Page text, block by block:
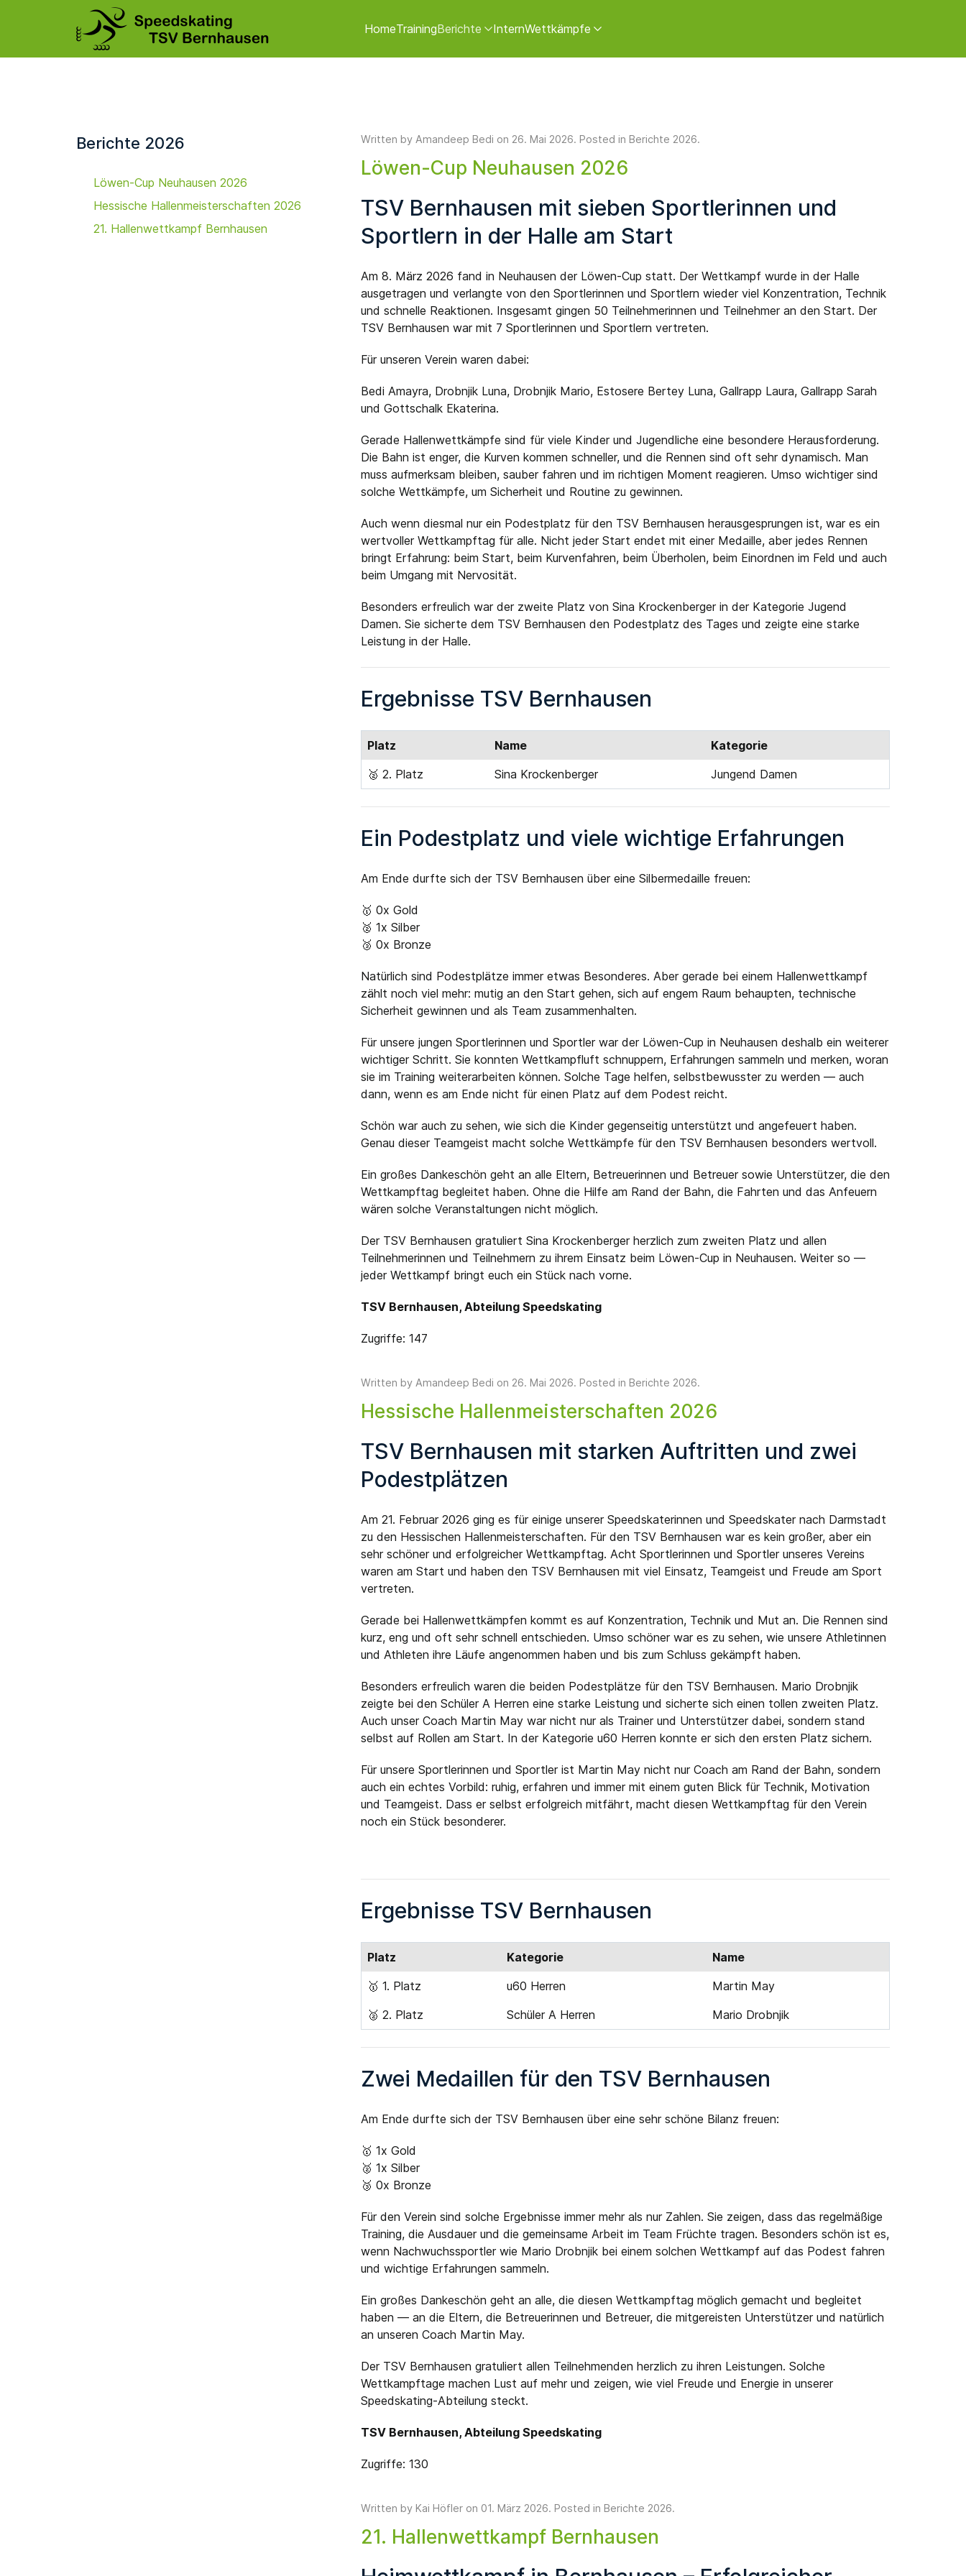
HomeTrainingBerichte InternWettkämpfe
Berichte 2026
Löwen-Cup Neuhausen 2026
Hessische Hallenmeisterschaften 2026
21. Hallenwettkampf Bernhausen
Written by Amandeep Bedi on 26. Mai 2026. Posted in Berichte 2026.
Löwen-Cup Neuhausen 2026
TSV Bernhausen mit sieben Sportlerinnen und
Sportlern in der Halle am Start
Am 8. März 2026 fand in Neuhausen der Löwen-Cup statt. Der Wettkampf wurde in der Halle
ausgetragen und verlangte von den Sportlerinnen und Sportlern wieder viel Konzentration, Technik
und schnelle Reaktionen. Insgesamt gingen 50 Teilnehmerinnen und Teilnehmer an den Start. Der
TSV Bernhausen war mit 7 Sportlerinnen und Sportlern vertreten.
Für unseren Verein waren dabei:
Bedi Amayra, Drobnjik Luna, Drobnjik Mario, Estosere Bertey Luna, Gallrapp Laura, Gallrapp Sarah
und Gottschalk Ekaterina.
Gerade Hallenwettkämpfe sind für viele Kinder und Jugendliche eine besondere Herausforderung.
Die Bahn ist enger, die Kurven kommen schneller, und die Rennen sind oft sehr dynamisch. Man
muss aufmerksam bleiben, sauber fahren und im richtigen Moment reagieren. Umso wichtiger sind
solche Wettkämpfe, um Sicherheit und Routine zu gewinnen.
Auch wenn diesmal nur ein Podestplatz für den TSV Bernhausen herausgesprungen ist, war es ein
wertvoller Wettkampftag für alle. Nicht jeder Start endet mit einer Medaille, aber jedes Rennen
bringt Erfahrung: beim Start, beim Kurvenfahren, beim Überholen, beim Einordnen im Feld und auch
beim Umgang mit Nervosität.
Besonders erfreulich war der zweite Platz von Sina Krockenberger in der Kategorie Jugend
Damen. Sie sicherte dem TSV Bernhausen den Podestplatz des Tages und zeigte eine starke
Leistung in der Halle.
Ergebnisse TSV Bernhausen
Platz Name
Kategorie
🥈 2. Platz
Sina Krockenberger Jungend Damen
Ein Podestplatz und viele wichtige Erfahrungen
Am Ende durfte sich der TSV Bernhausen über eine Silbermedaille freuen:
🥇 0x Gold
🥈 1x Silber
🥉 0x Bronze
Natürlich sind Podestplätze immer etwas Besonderes. Aber gerade bei einem Hallenwettkampf
zählt noch viel mehr: mutig an den Start gehen, sich auf engem Raum behaupten, technische
Sicherheit gewinnen und als Team zusammenhalten.
Für unsere jungen Sportlerinnen und Sportler war der Löwen-Cup in Neuhausen deshalb ein weiterer
wichtiger Schritt. Sie konnten Wettkampfluft schnuppern, Erfahrungen sammeln und merken, woran
sie im Training weiterarbeiten können. Solche Tage helfen, selbstbewusster zu werden — auch
dann, wenn es am Ende nicht für einen Platz auf dem Podest reicht.
Schön war auch zu sehen, wie sich die Kinder gegenseitig unterstützt und angefeuert haben.
Genau dieser Teamgeist macht solche Wettkämpfe für den TSV Bernhausen besonders wertvoll.
Ein großes Dankeschön geht an alle Eltern, Betreuerinnen und Betreuer sowie Unterstützer, die den
Wettkampftag begleitet haben. Ohne die Hilfe am Rand der Bahn, die Fahrten und das Anfeuern
wären solche Veranstaltungen nicht möglich.
Der TSV Bernhausen gratuliert Sina Krockenberger herzlich zum zweiten Platz und allen
Teilnehmerinnen und Teilnehmern zu ihrem Einsatz beim Löwen-Cup in Neuhausen. Weiter so —
jeder Wettkampf bringt euch ein Stück nach vorne.
TSV Bernhausen, Abteilung Speedskating
Zugriffe: 147
Written by Amandeep Bedi on 26. Mai 2026. Posted in Berichte 2026.
Hessische Hallenmeisterschaften 2026
TSV Bernhausen mit starken Auftritten und zwei
Podestplätzen
Am 21. Februar 2026 ging es für einige unserer Speedskaterinnen und Speedskater nach Darmstadt
zu den Hessischen Hallenmeisterschaften. Für den TSV Bernhausen war es kein großer, aber ein
sehr schöner und erfolgreicher Wettkampftag. Acht Sportlerinnen und Sportler unseres Vereins
waren am Start und haben den TSV Bernhausen mit viel Einsatz, Teamgeist und Freude am Sport
vertreten.
Gerade bei Hallenwettkämpfen kommt es auf Konzentration, Technik und Mut an. Die Rennen sind
kurz, eng und oft sehr schnell entschieden. Umso schöner war es zu sehen, wie unsere Athletinnen
und Athleten ihre Läufe angenommen haben und bis zum Schluss gekämpft haben.
Besonders erfreulich waren die beiden Podestplätze für den TSV Bernhausen. Mario Drobnjik
zeigte bei den Schüler A Herren eine starke Leistung und sicherte sich einen tollen zweiten Platz.
Auch unser Coach Martin May war nicht nur als Trainer und Unterstützer dabei, sondern stand
selbst auf Rollen am Start. In der Kategorie u60 Herren konnte er sich den ersten Platz sichern.
Für unsere Sportlerinnen und Sportler ist Martin May nicht nur Coach am Rand der Bahn, sondern
auch ein echtes Vorbild: ruhig, erfahren und immer mit einem guten Blick für Technik, Motivation
und Teamgeist. Dass er selbst erfolgreich mitfährt, macht diesen Wettkampftag für den Verein
noch ein Stück besonderer.
Ergebnisse TSV Bernhausen
Platz Kategorie
Name
🥇 1. Platz
u60 Herren
Martin May
🥈 2. Platz
Schüler A Herren Mario Drobnjik
Zwei Medaillen für den TSV Bernhausen
Am Ende durfte sich der TSV Bernhausen über eine sehr schöne Bilanz freuen:
🥇 1x Gold
🥈 1x Silber
🥉 0x Bronze
Für den Verein sind solche Ergebnisse immer mehr als nur Zahlen. Sie zeigen, dass das regelmäßige
Training, die Ausdauer und die gemeinsame Arbeit im Team Früchte tragen. Besonders schön ist es,
wenn Nachwuchssportler wie Mario Drobnjik bei einem solchen Wettkampf auf das Podest fahren
und wichtige Erfahrungen sammeln.
Ein großes Dankeschön geht an alle, die diesen Wettkampftag möglich gemacht und begleitet
haben — an die Eltern, die Betreuerinnen und Betreuer, die mitgereisten Unterstützer und natürlich
an unseren Coach Martin May.
Der TSV Bernhausen gratuliert allen Teilnehmenden herzlich zu ihren Leistungen. Solche
Wettkampftage machen Lust auf mehr und zeigen, wie viel Freude und Energie in unserer
Speedskating-Abteilung steckt.
TSV Bernhausen, Abteilung Speedskating
Zugriffe: 130
Written by Kai Höfler on 01. März 2026. Posted in Berichte 2026.
21. Hallenwettkampf Bernhausen